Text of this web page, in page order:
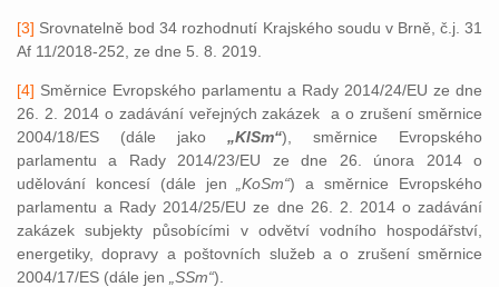
[3] Srovnatelně bod 34 rozhodnutí Krajského soudu v Brně, č.j. 31
Af 11/2018-252, ze dne 5. 8. 2019.
[4] Směrnice Evropského parlamentu a Rady 2014/24/EU ze dne
26. 2. 2014 o zadávání veřejných zakázek a o zrušení směrnice
2004/18/ES (dále jako „KlSm“), směrnice Evropského
parlamentu a Rady 2014/23/EU ze dne 26. února 2014 o
udělování koncesí (dále jen„KoSm“) a směrnice Evropského
parlamentu a Rady 2014/25/EU ze dne 26. 2. 2014 o zadávání
zakázek subjekty působícími v odvětví vodního hospodářství,
energetiky, dopravy a poštovních služeb a o zrušení směrnice
2004/17/ES (dále jen „SSm“).